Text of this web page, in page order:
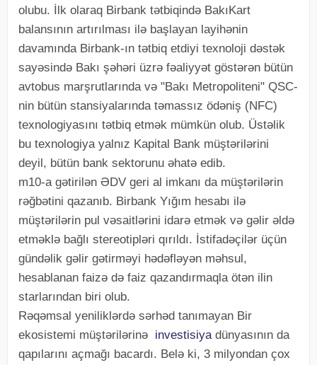
olubu. İlk olaraq Birbank tətbiqində BakıKart
balansının artırılması ilə başlayan layihənin
davamında Birbank-ın tətbiq etdiyi texnoloji dəstək
sayəsində Bakı şəhəri üzrə fəaliyyət göstərən bütün
avtobus marşrutlarında və "Bakı Metropoliteni" QSC-
nin bütün stansiyalarında təmassız ödəniş (NFC)
texnologiyasını tətbiq etmək mümkün olub. Üstəlik
bu texnologiya yalnız Kapital Bank müştərilərini
deyil, bütün bank sektorunu əhatə edib.
m10-a gətirilən ƏDV geri al imkanı da müştərilərin
rəğbətini qazanıb. Birbank Yığım hesabı ilə
müştərilərin pul vəsaitlərini idarə etmək və gəlir əldə
etməklə bağlı stereotipləri qırıldı. İstifadəçilər üçün
gündəlik gəlir gətirməyi hədəfləyən məhsul,
hesablanan faizə də faiz qazandırmaqla ötən ilin
starlarından biri olub.
Rəqəmsal yeniliklərdə sərhəd tanımayan Bir
ekosistemi müştərilərinə investisiya dünyasının da
qapılarını açmağı bacardı. Belə ki, 3 milyondan çox